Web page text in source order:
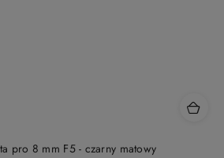
pro 8 mm F5 - czarny matowy